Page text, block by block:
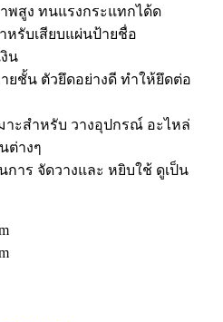
สูง ทนแรงกระแทกได้ด
รับเสียบแผ่นป้ายชื่อ
น
ยชั้น ตัวยึดอย่างดี ทำให้ยึดต่อ
ะสำหรับ วางอุปกรณ์ อะไหล่
ต่างๆ
การ จัดวางและ หยิบใช้ ดูเป็น